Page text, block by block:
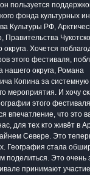
пользуется
фонда культурных
Культуры РФ,
Правительства
округа. Хочется
этого фестиваля,
нашего округа, Романа
Копина за
мероприятия. И хочу
этого
впечатление, что это
для тех кто живёт в
Севере. Это
География стала
поделиться. Это очень
принимают